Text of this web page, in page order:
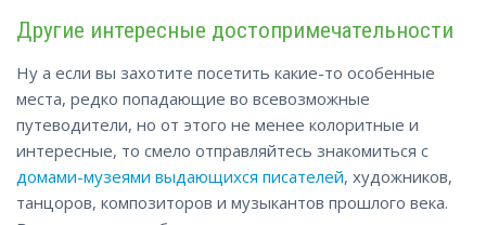
Другие интересные достопримечательности
Ну а если вы захотите посетить какие-то особенные
места, редко попадающие во всевозможные
путеводители, но от этого не менее колоритные и
интересные, то смело отправляйтесь знакомиться с
домами-музеями выдающихся писателей, художников,
танцоров, композиторов и музыкантов прошлого века.